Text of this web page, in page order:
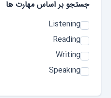
جستجو بر اساس مهارت‌ ها
Listening
Reading
Writing
Speaking